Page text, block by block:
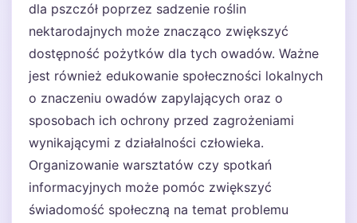
dla pszczół poprzez sadzenie roślin
nektarodajnych może znacząco zwiększyć
dostępność pożytków dla tych owadów. Ważne
jest również edukowanie społeczności lokalnych
o znaczeniu owadów zapylających oraz o
sposobach ich ochrony przed zagrożeniami
wynikającymi z działalności człowieka.
Organizowanie warsztatów czy spotkań
informacyjnych może pomóc zwiększyć
świadomość społeczną na temat problemu